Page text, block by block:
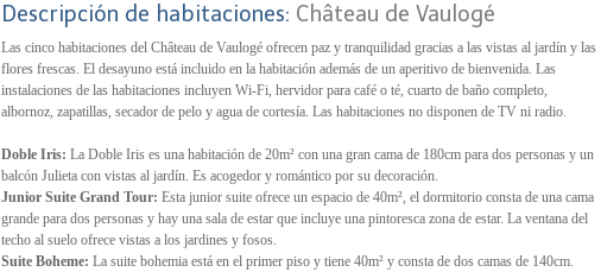
Descripción de habitaciones: Château de Vaulogé
Las cinco habitaciones del Château de Vaulogé ofrecen paz y tranquilidad gracias a las vistas al jardín y las
flores frescas. El desayuno está incluido en la habitación además de un aperitivo de bienvenida. Las
instalaciones de las habitaciones incluyen Wi-Fi, hervidor para café o té, cuarto de baño completo,
albornoz, zapatillas, secador de pelo y agua de cortesía. Las habitaciones no disponen de TV ni radio.
Doble Iris: La Doble Iris es una habitación de 20m² con una gran cama de 180cm para dos personas y un
balcón Julieta con vistas al jardín. Es acogedor y romántico por su decoración.
Junior Suite Grand Tour: Esta junior suite ofrece un espacio de 40m², el dormitorio consta de una cama
grande para dos personas y hay una sala de estar que incluye una pintoresca zona de estar. La ventana del
techo al suelo ofrece vistas a los jardines y fosos.
Suite Boheme: La suite bohemia está en el primer piso y tiene 40m² y consta de dos camas de 140cm.